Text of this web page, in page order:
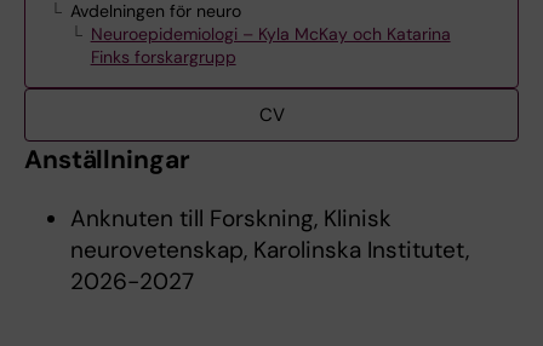
Avdelningen för neuro
Neuroepidemiologi – Kyla McKay och Katarina
Finks forskargrupp
CV
Anställningar
Anknuten till Forskning, Klinisk
neurovetenskap, Karolinska Institutet,
2026-2027